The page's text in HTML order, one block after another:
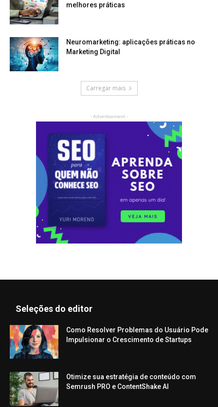
melhores práticas
Neuromarketing: aplicações práticas no
Marketing Digital
Carregar mais
- Advertisement -
Seleções do editor
Como Resolver Problemas do Usuário Pode
Impulsionar o Crescimento de Startups
Otimize sua estratégia de conteúdo com
Semrush PRO e ContentShake AI